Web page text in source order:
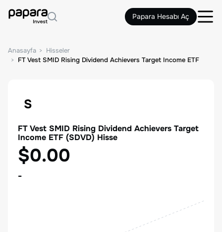
Papara Hesabı Aç
Anasayfa
Hisseler
FT Vest SMID Rising Dividend Achievers Target Income ETF
S
FT Vest SMID Rising Dividend Achievers Target
Income ETF (SDVD) Hisse
$0.00
-